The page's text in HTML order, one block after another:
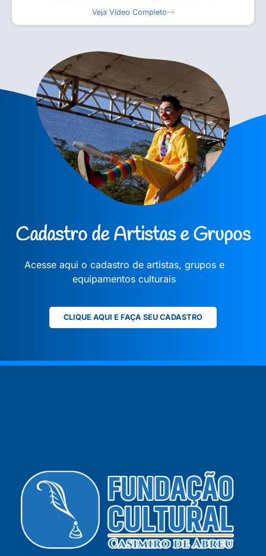
Veja Vídeo Completo
Cadastro de Artistas e Grupos
Acesse aqui o cadastro de artistas, grupos e
equipamentos culturais
CLIQUE AQUI E FAÇA SEU CADASTRO